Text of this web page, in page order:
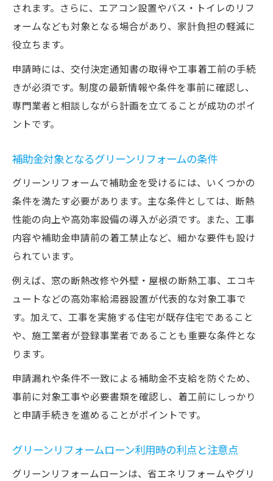
されます。さらに、エアコン設置やバス・トイレのリフ
ォームなども対象となる場合があり、家計負担の軽減に
役立ちます。
申請時には、交付決定通知書の取得や工事着工前の手続
きが必須です。制度の最新情報や条件を事前に確認し、
専門業者と相談しながら計画を立てることが成功のポイ
ントです。
補助金対象となるグリーンリフォームの条件
グリーンリフォームで補助金を受けるには、いくつかの
条件を満たす必要があります。主な条件としては、断熱
性能の向上や高効率設備の導入が必須です。また、工事
内容や補助金申請前の着工禁止など、細かな要件も設け
られています。
例えば、窓の断熱改修や外壁・屋根の断熱工事、エコキ
ュートなどの高効率給湯器設置が代表的な対象工事で
す。加えて、工事を実施する住宅が既存住宅であること
や、施工業者が登録事業者であることも重要な条件とな
ります。
申請漏れや条件不一致による補助金不支給を防ぐため、
事前に対象工事や必要書類を確認し、着工前にしっかり
と申請手続きを進めることがポイントです。
グリーンリフォームローン利用時の利点と注意点
グリーンリフォームローンは、省エネリフォームやグリ